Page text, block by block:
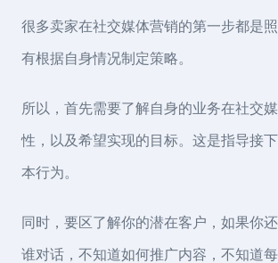
很多卖家在社交媒体营销的第一步都是
有根据自身情况制定策略。
所以，首先需要了解自身的业务在社交
性，以及希望实现的目标。这是指导接
本行为。
同时，要区了解你的潜在客户，如果你
谁对话，不知道如何推广内容，不知道